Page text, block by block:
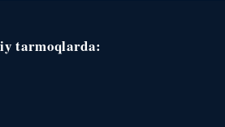
tarmoqlarda: